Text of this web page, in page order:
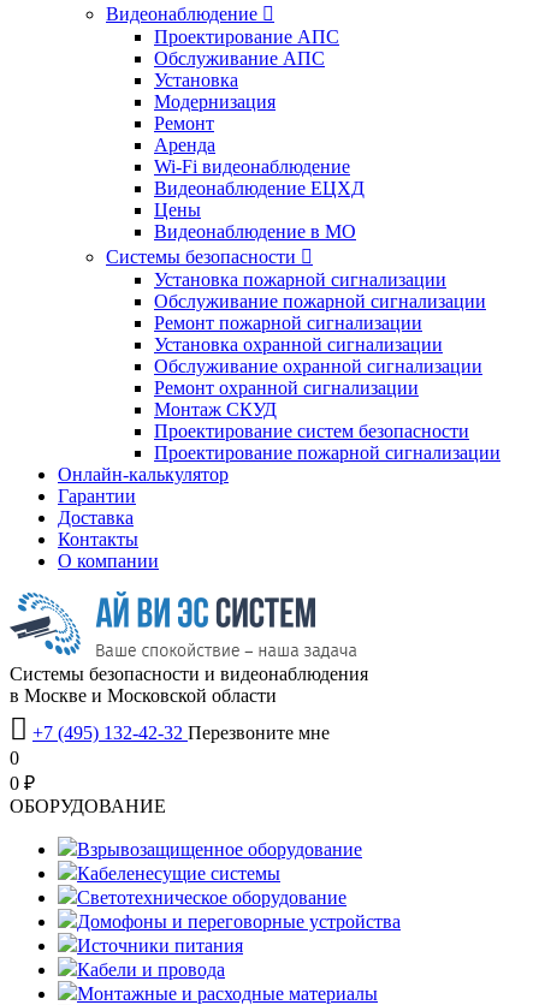
Видеонаблюдение 
Проектирование АПС
Обслуживание АПС
Установка
Модернизация
Ремонт
Аренда
Wi-Fi видеонаблюдение
Видеонаблюдение ЕЦХД
Цены
Видеонаблюдение в МО
Системы безопасности 
Установка пожарной сигнализации
Обслуживание пожарной сигнализации
Ремонт пожарной сигнализации
Установка охранной сигнализации
Обслуживание охранной сигнализации
Ремонт охранной сигнализации
Монтаж СКУД
Проектирование систем безопасности
Проектирование пожарной сигнализации
Онлайн-калькулятор
Гарантии
Доставка
Контакты
О компании
Системы безопасности и видеонаблюдения
в Москве и Московской области
 +7 (495) 132-42-32 Перезвоните мне
0
0 ₽
OБОРУДОВАНИЕ
Взрывозащищенное оборудование
Кабеленесущие системы
Светотехническое оборудование
Домофоны и переговорные устройства
Источники питания
Кабели и провода
Монтажные и расходные материалы